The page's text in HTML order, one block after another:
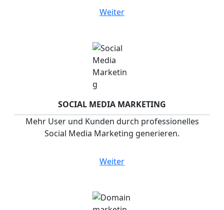
Weiter
SOCIAL MEDIA MARKETING
Mehr User und Kunden durch professionelles
Social Media Marketing generieren.
Weiter